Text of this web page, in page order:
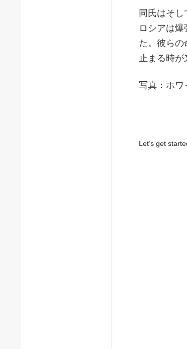
同氏はそ
ロシアは
た。彼らの
止まる時が
写真：ホワ
Let’s get